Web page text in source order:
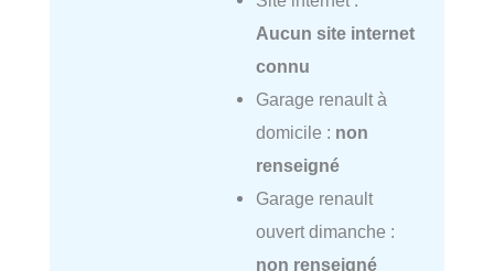
Aucun site internet
connu
Garage renault à
domicile : non
renseigné
Garage renault
ouvert dimanche :
non renseigné